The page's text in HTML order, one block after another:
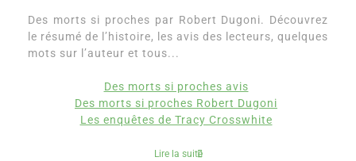
Des morts si proches par Robert Dugoni. Découvrez
le résumé de l’histoire, les avis des lecteurs, quelques
mots sur l’auteur et tous...
Des morts si proches avis
Des morts si proches Robert Dugoni
Les enquêtes de Tracy Crosswhite
Lire la suite